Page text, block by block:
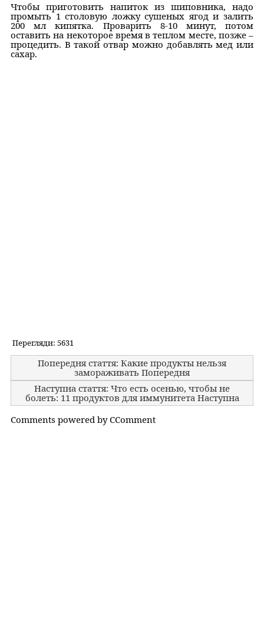
Чтобы приготовить напиток из шиповника, надо
промыть 1 столовую ложку сушеных ягод и залить
200 мл кипятка. Проварить 8-10 минут, потом
оставить на некоторое время в теплом месте, позже –
процедить. В такой отвар можно добавлять мед или
сахар.
Перегляди: 5631
Попередня стаття: Какие продукты нельзя
замораживать Попередня
Наступна стаття: Что есть осенью, чтобы не
болеть: 11 продуктов для иммунитета Наступна
Comments powered byCComment